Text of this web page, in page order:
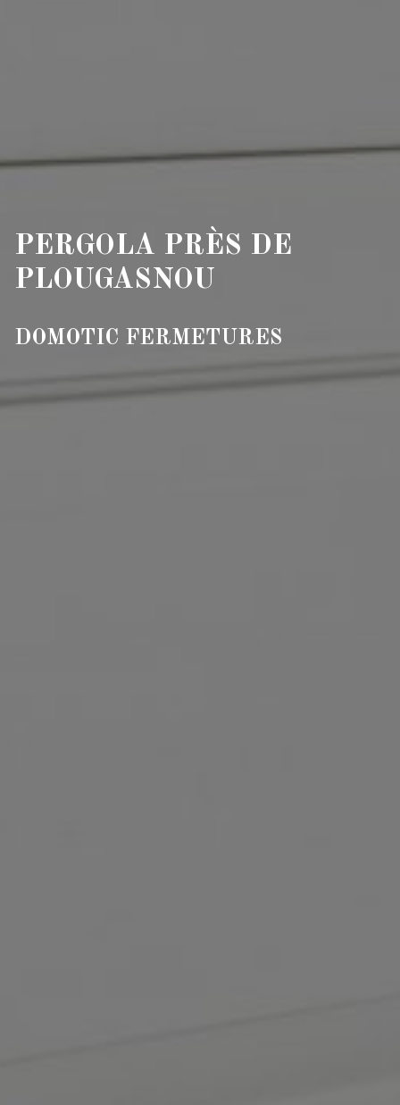
PERGOLA PRÈS DE
PLOUGASNOU
DOMOTIC FERMETURES